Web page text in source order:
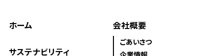
ホーム
サステナビリティ
会社概要
ごあいさつ